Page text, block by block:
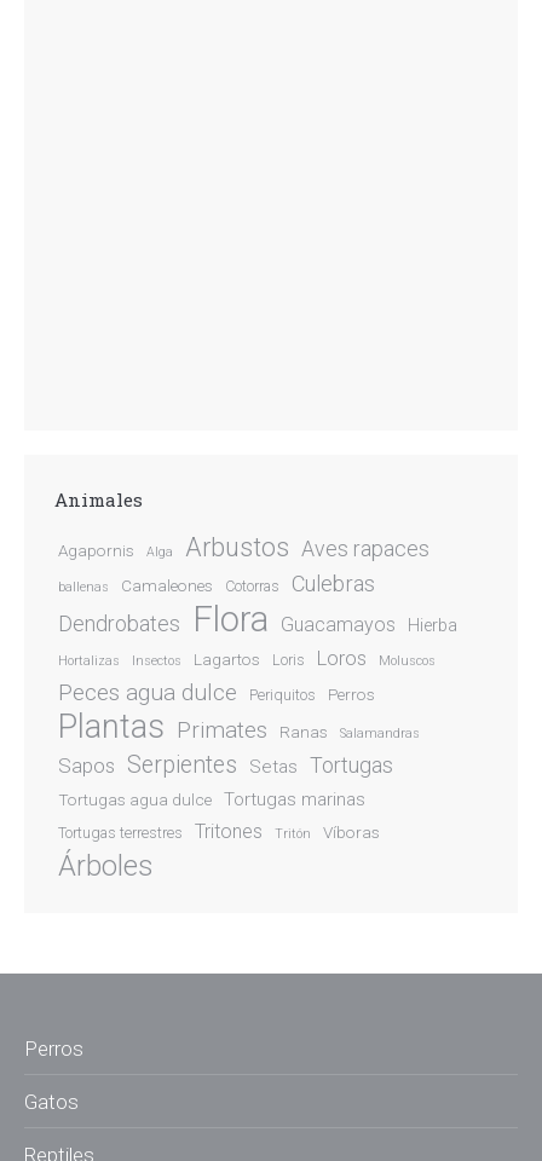
Animales
Agapornis Alga Arbustos Aves rapaces
ballenas Camaleones Cotorras Culebras
Dendrobates Flora Guacamayos Hierba
Hortalizas Insectos Lagartos Loris Loros Moluscos
Peces agua dulce Periquitos Perros
Plantas Primates Ranas Salamandras
Sapos Serpientes Setas Tortugas
Tortugas agua dulce Tortugas marinas
Tortugas terrestres Tritones Tritón Víboras
Árboles
Perros
Gatos
Reptiles